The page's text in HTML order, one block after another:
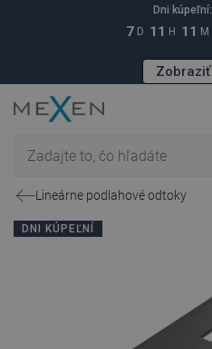
Dni kúpeľní:
7 D 11 H 11 M
Zobraziť
Lineárne podlahové odtoky
DNI KÚPEĽNÍ